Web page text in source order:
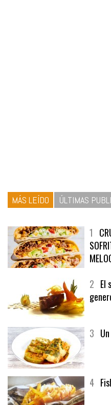
MÁS LEÍDO ÚLTIMAS
1
2 El
3
4